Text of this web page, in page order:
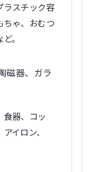
ラスチック容
ちゃ、おむつ
。
磁器、ガラ
器、コッ
イロン、